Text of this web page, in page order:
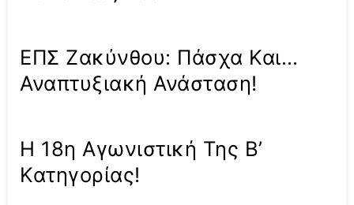
ΕΠΣ Ζακύνθου: Πάσχα Και…
Αναπτυξιακή Ανάσταση!
Η 18η Αγωνιστική Της Β’
Κατηγορίας!